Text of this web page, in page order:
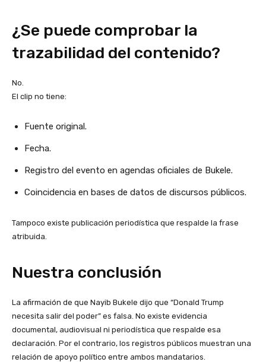
¿Se puede comprobar la
trazabilidad del contenido?
No.
El clip no tiene:
Fuente original.
Fecha.
Registro del evento en agendas oficiales de Bukele.
Coincidencia en bases de datos de discursos públicos.
Tampoco existe publicación periodística que respalde la frase
atribuida.
Nuestra conclusión
La afirmación de que Nayib Bukele dijo que “Donald Trump
necesita salir del poder” es falsa. No existe evidencia
documental, audiovisual ni periodística que respalde esa
declaración. Por el contrario, los registros públicos muestran una
relación de apoyo político entre ambos mandatarios.